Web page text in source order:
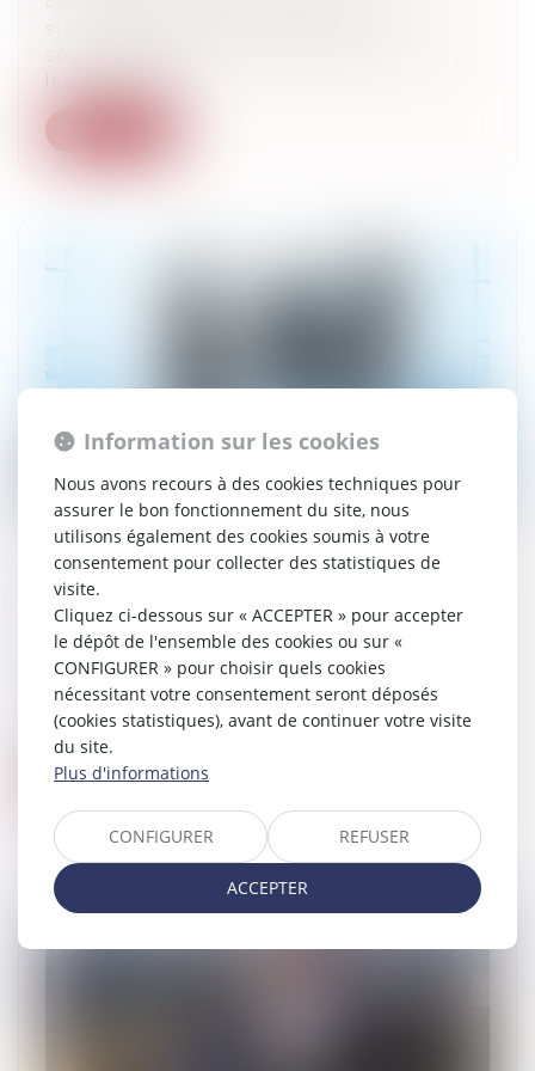
les engagem...
Groupe de sociétés : personne physique,
entreprise dominante
05/12/2023
Le contrôle sur les entreprises d’un
groupe peut émaner d’une personne
physique, qualifiée d’entreprise
dominante...
Lire la suite
Information sur les cookies
Nous avons recours à des cookies techniques pour
assurer le bon fonctionnement du site, nous
utilisons également des cookies soumis à votre
consentement pour collecter des statistiques de
visite.
Cliquez ci-dessous sur « ACCEPTER » pour accepter
le dépôt de l'ensemble des cookies ou sur «
CONFIGURER » pour choisir quels cookies
nécessitant votre consentement seront déposés
(cookies statistiques), avant de continuer votre visite
du site.
Plus d'informations
CONFIGURER REFUSER
ACCEPTER